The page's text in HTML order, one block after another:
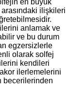
ilişkileri
anlamak ve
ve bu durum
egzersizlerle
olarak solfej
kendileri
ilerlemelerini
becerilerinden